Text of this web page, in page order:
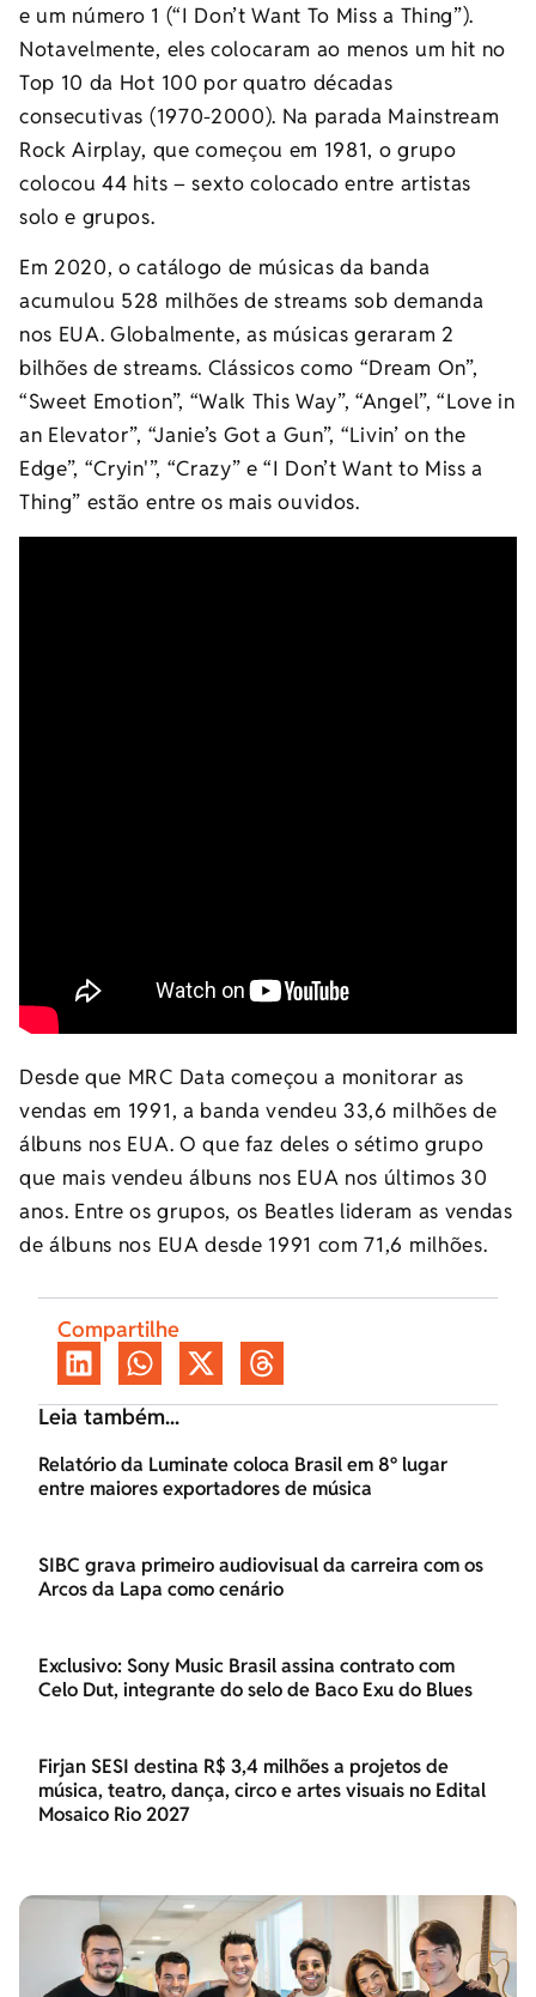
e um número 1 (“I Don’t Want To Miss a Thing”).
Notavelmente, eles colocaram ao menos um hit no
Top 10 da Hot 100 por quatro décadas
consecutivas (1970-2000). Na parada Mainstream
Rock Airplay, que começou em 1981, o grupo
colocou 44 hits – sexto colocado entre artistas
solo e grupos.
Em 2020, o catálogo de músicas da banda
acumulou 528 milhões de streams sob demanda
nos EUA. Globalmente, as músicas geraram 2
bilhões de streams. Clássicos como “Dream On”,
“Sweet Emotion”, “Walk This Way”, “Angel”, “Love in
an Elevator”, “Janie’s Got a Gun”, “Livin’ on the
Edge”, “Cryin'”, “Crazy” e “I Don’t Want to Miss a
Thing” estão entre os mais ouvidos.
Desde que MRC Data começou a monitorar as
vendas em 1991, a banda vendeu 33,6 milhões de
álbuns nos EUA. O que faz deles o sétimo grupo
que mais vendeu álbuns nos EUA nos últimos 30
anos. Entre os grupos, os Beatles lideram as vendas
de álbuns nos EUA desde 1991 com 71,6 milhões.
Compartilhe
Leia também...
Relatório da Luminate coloca Brasil em 8º lugar
entre maiores exportadores de música
SIBC grava primeiro audiovisual da carreira com os
Arcos da Lapa como cenário
Exclusivo: Sony Music Brasil assina contrato com
Celo Dut, integrante do selo de Baco Exu do Blues
Firjan SESI destina R$ 3,4 milhões a projetos de
música, teatro, dança, circo e artes visuais no Edital
Mosaico Rio 2027